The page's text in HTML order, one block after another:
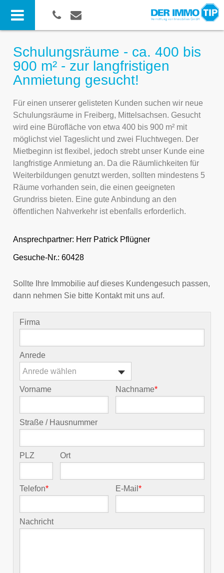
Schulungsräume - ca. 400 bis
900 m² - zur langfristigen
Anmietung gesucht!
Für einen unserer gelisteten Kunden suchen wir neue
Schulungsräume in Freiberg, Mittelsachsen. Gesucht
wird eine Bürofläche von etwa 400 bis 900 m² mit
möglichst viel Tageslicht und zwei Fluchtwegen. Der
Mietbeginn ist flexibel, jedoch strebt unser Kunde eine
langfristige Anmietung an. Da die Räumlichkeiten für
Weiterbildungen genutzt werden, sollten mindestens 5
Räume vorhanden sein, die einen geeigneten
Grundriss bieten. Eine gute Anbindung an den
öffentlichen Nahverkehr ist ebenfalls erforderlich.
Ansprechpartner: Herr Patrick Pflügner
Gesuche-Nr.: 60428
Sollte Ihre Immobilie auf dieses Kundengesuch passen,
dann nehmen Sie bitte Kontakt mit uns auf.
Firma
Anrede
Anrede wählen
Vorname Nachname*
Straße / Hausnummer
PLZ Ort
Telefon* E-Mail*
Nachricht